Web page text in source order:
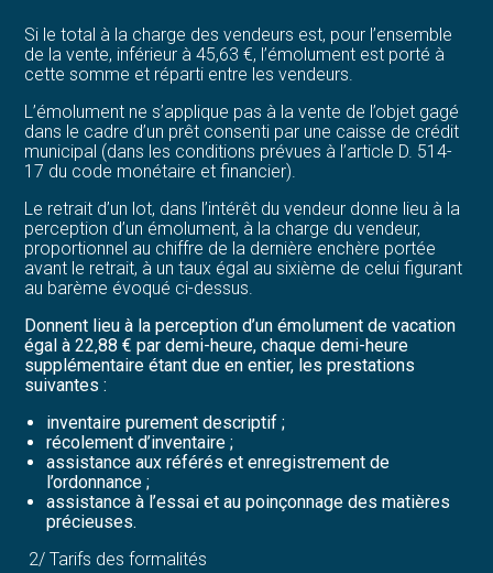
Si le total à la charge des vendeurs est, pour l’ensemble
de la vente, inférieur à 45,63 €, l’émolument est porté à
cette somme et réparti entre les vendeurs.
L’émolument ne s’applique pas à la vente de l’objet gagé
dans le cadre d’un prêt consenti par une caisse de crédit
municipal (dans les conditions prévues à l’article D. 514-
17 du code monétaire et financier).
Le retrait d’un lot, dans l’intérêt du vendeur donne lieu à la
perception d’un émolument, à la charge du vendeur,
proportionnel au chiffre de la dernière enchère portée
avant le retrait, à un taux égal au sixième de celui figurant
au barème évoqué ci-dessus.
Donnent lieu à la perception d’un émolument de vacation
égal à 22,88 € par demi-heure, chaque demi-heure
supplémentaire étant due en entier, les prestations
suivantes :
inventaire purement descriptif ;
récolement d’inventaire ;
assistance aux référés et enregistrement de
l’ordonnance ;
assistance à l’essai et au poinçonnage des matières
précieuses.
2/ Tarifs des formalités